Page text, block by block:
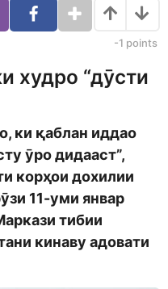
-1 points
худро “дӯсти
ки қаблан иддао
ӯро дидааст”,
корҳои дохилии
11-уми январ
тибии
кинаву адовати